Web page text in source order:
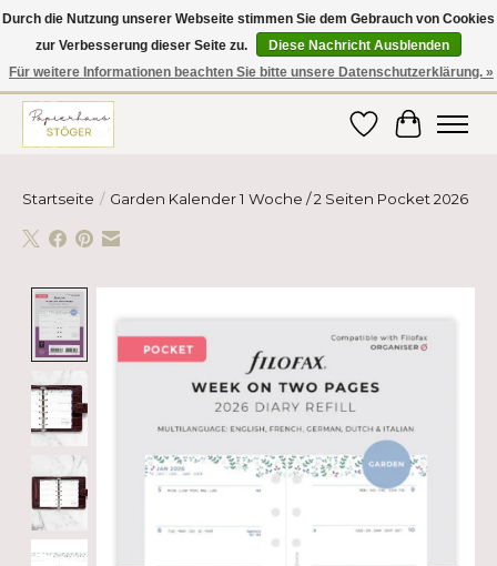
Hier finden Sie hochwertige Produkte im Bereich Schule, Büro, Papier,
Schreiben und vieles mehr! Erhalten Sie Ihre Bestellung bequem nach
Hause oder ins Büro geliefert!
Wunschzettel
Ihr
Startseite / Garden Kalender 1 Woche / 2 Seiten Pocket 2026
Durch die Nutzung unserer Webseite stimmen Sie dem Gebrauch von Cookies
zur Verbesserung dieser Seite zu.
Diese Nachricht Ausblenden
Für weitere Informationen beachten Sie bitte unsere Datenschutzerklärung. »